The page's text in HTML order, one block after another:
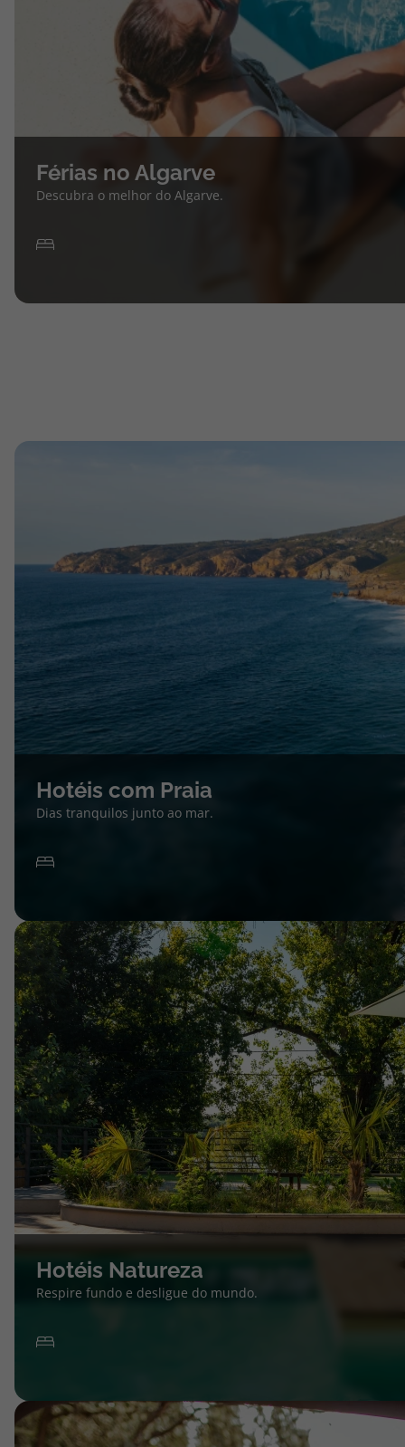
Férias no Algarve
Descubra o melhor do Algarve.
Hotéis com Praia
Dias tranquilos junto ao mar.
Hotéis Natureza
Respire fundo e desligue do mundo.